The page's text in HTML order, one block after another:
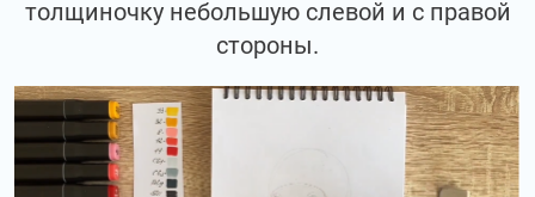
толщиночку небольшую слевой и с правой
стороны.